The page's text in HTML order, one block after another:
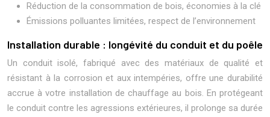
Réduction de la consommation de bois, économies à la clé
Émissions polluantes limitées, respect de l’environnement
Installation durable : longévité du conduit et du poêle
Un conduit isolé, fabriqué avec des matériaux de qualité et
résistant à la corrosion et aux intempéries, offre une durabilité
accrue à votre installation de chauffage au bois. En protégeant
le conduit contre les agressions extérieures, il prolonge sa durée